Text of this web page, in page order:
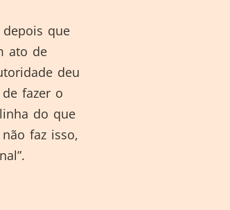
que
ato de
deu
fazer o
do que
faz isso,